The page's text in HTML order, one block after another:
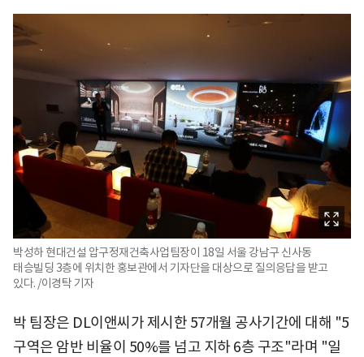
박성하 현대건설 압구정재건축사업팀장이 18일 서울 강남구 신사동
태승빌딩 3층에 위치한 홍보관에서 기자단을 대상으로 질의응답을 받고
있다. /이경탁 기자
박 팀장은 DL이앤씨가 제시한 57개월 공사기간에 대해 "5
구역은 암반 비율이 50%를 넘고 지하 6층 구조"라며 "일